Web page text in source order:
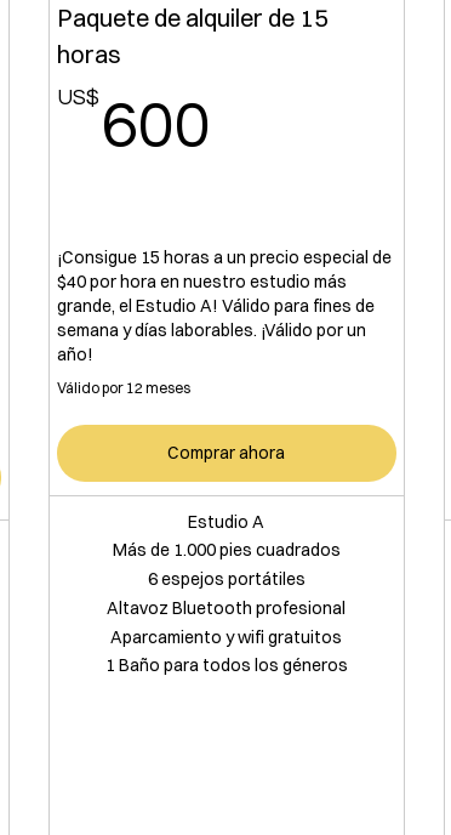
Paquete de alquiler de 15
horas
US$ 600
¡Consigue 15 horas a un precio especial de
$40 por hora en nuestro estudio más
grande, el Estudio A! Válido para fines de
semana y días laborables. ¡Válido por un
año!
Válido por 12 meses
Comprar ahora
Estudio A
Más de 1.000 pies cuadrados
6 espejos portátiles
Altavoz Bluetooth profesional
Aparcamiento y wifi gratuitos
1 Baño para todos los géneros